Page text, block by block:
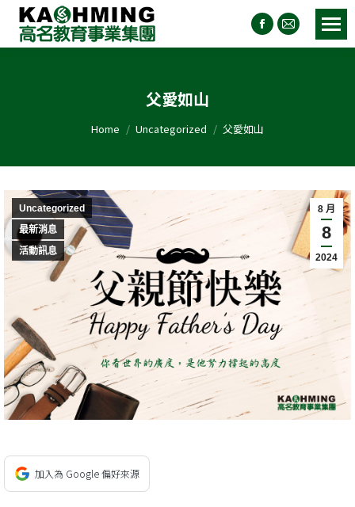
父愛如山
You are here:
Home Uncategorized 父愛如山
8 月
8
2024
Uncategorized
最新消息
活動訊息
加入為 Google 偏好來源